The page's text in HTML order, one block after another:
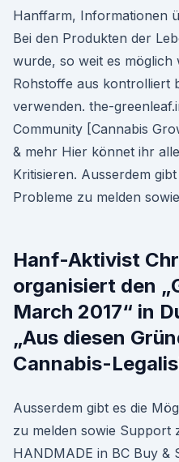
Hanffarm, Informationen
Bei den Produkten der
wurde, so weit es
Rohstoffe aus kontrolliert
verwenden. the-
Community [Cannabis
& mehr Hier könnet ihr
Kritisieren. Ausserdem
Probleme zu melden
Hanf-Aktivist
organisiert den
March 2017“ in
„Aus diesen
Cannabis-
Ausserdem gibt es die
zu melden sowie Support
HANDMADE in BC Buy &